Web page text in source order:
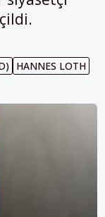
HANNES LOTH